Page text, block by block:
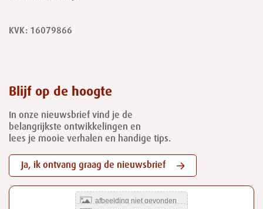
KVK: 16079866
Blijf op de hoogte
In onze nieuwsbrief vind je de
belangrijkste ontwikkelingen en
lees je mooie verhalen en handige tips.
Ja, ik ontvang graag de nieuwsbrief